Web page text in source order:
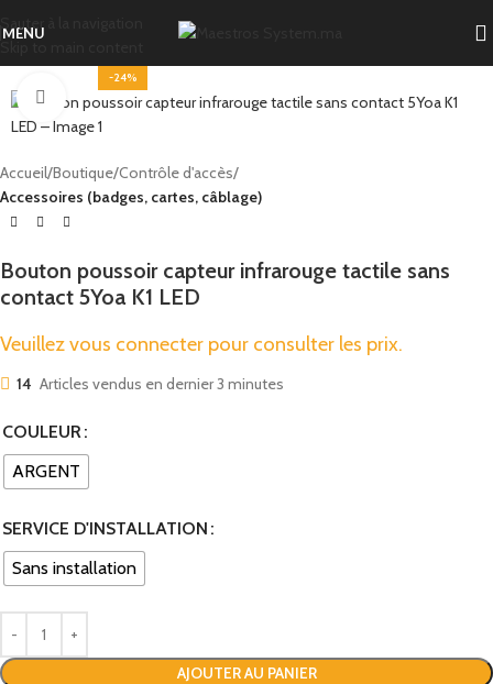
Sauter à la navigation
MENU
-24%
Cliquez pour agrandir
Accueil Boutique Contrôle d'accès
Accessoires (badges, cartes, câblage)
Bouton poussoir capteur infrarouge tactile sans
contact 5Yoa K1 LED
Veuillez vous connecter pour consulter les prix.
14 Articles vendus en dernier 3 minutes
COULEUR
ARGENT
SERVICE D'INSTALLATION
Sans installation
AJOUTER AU PANIER